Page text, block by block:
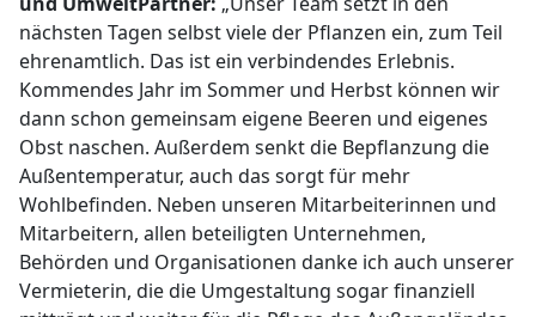
nächsten Tagen selbst viele der Pflanzen ein, zum Teil
ehrenamtlich. Das ist ein verbindendes Erlebnis.
Kommendes Jahr im Sommer und Herbst können wir
dann schon gemeinsam eigene Beeren und eigenes
Obst naschen. Außerdem senkt die Bepflanzung die
Außentemperatur, auch das sorgt für mehr
Wohlbefinden. Neben unseren Mitarbeiterinnen und
Mitarbeitern, allen beteiligten Unternehmen,
Behörden und Organisationen danke ich auch unserer
Vermieterin, die die Umgestaltung sogar finanziell